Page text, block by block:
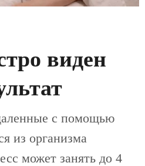
виден
с помощью
из организма
может занять до 4